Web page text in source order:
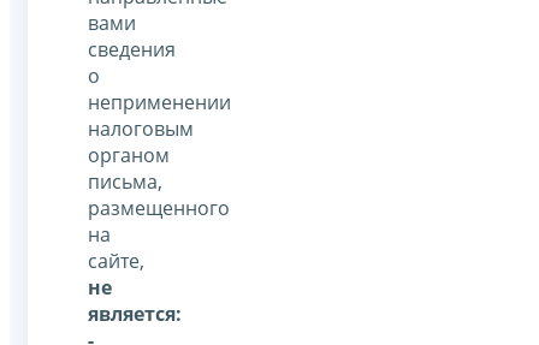
вами
сведения
о
неприменении
налоговым
органом
письма,
размещенного
на
сайте,
не
является: